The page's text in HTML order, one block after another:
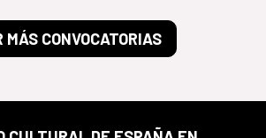
MÁS CONVOCATORIAS